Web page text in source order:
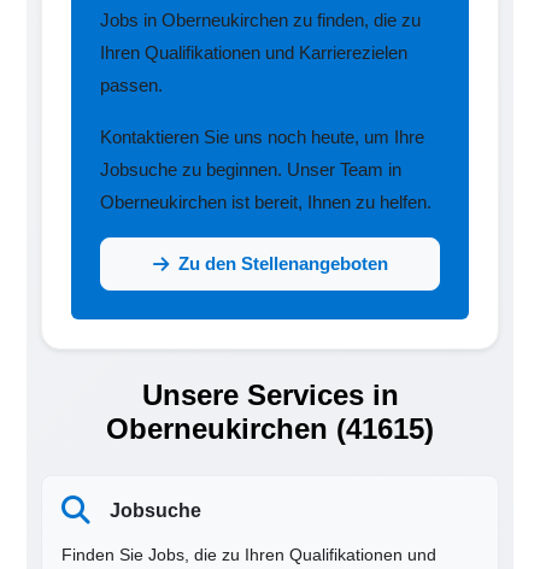
Jobs in Oberneukirchen zu finden, die zu
Ihren Qualifikationen und Karrierezielen
passen.
Kontaktieren Sie uns noch heute, um Ihre
Jobsuche zu beginnen. Unser Team in
Oberneukirchen ist bereit, Ihnen zu helfen.
Zu den Stellenangeboten
Unsere Services in
Oberneukirchen (41615)
Jobsuche
Finden Sie Jobs, die zu Ihren Qualifikationen und